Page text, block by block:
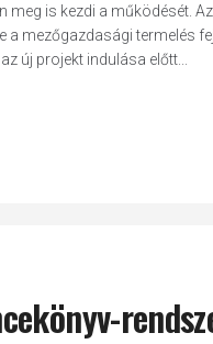
is kezdi a működését.
a mezőgazdasági termelés
új projekt indulása előtt...